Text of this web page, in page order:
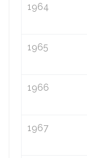
1964
1965
1966
1967